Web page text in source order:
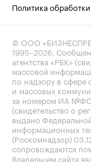
Политика
© ООО
1995–2026.
агентства «РБК»
массовой
по надзору в сфере
и массовых
за номером ИА
(свидетельство о
выдано
информационных
(Роскомнадзор)
сопровождаются
Владельцем сайта